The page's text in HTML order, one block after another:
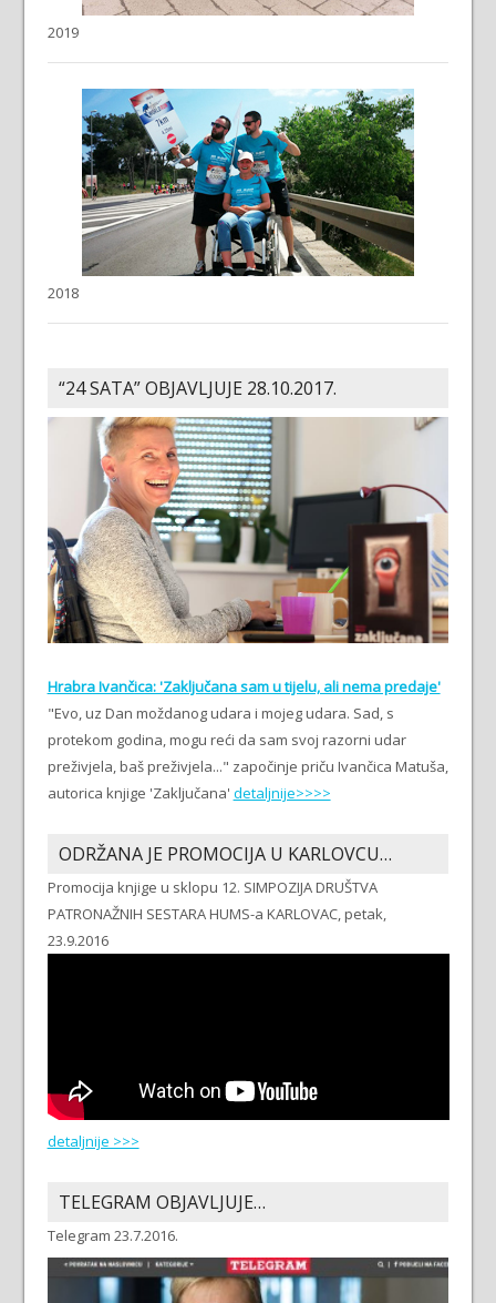
2019
2018
“24 SATA” OBJAVLJUJE 28.10.2017.
Hrabra Ivančica: 'Zaključana sam u tijelu, ali nema predaje'
"Evo, uz Dan moždanog udara i mojeg udara. Sad, s
protekom godina, mogu reći da sam svoj razorni udar
preživjela, baš preživjela..." započinje priču Ivančica Matuša,
autorica knjige 'Zaključana' detaljnije>>>>
ODRŽANA JE PROMOCIJA U KARLOVCU…
Promocija knjige u sklopu 12. SIMPOZIJA DRUŠTVA
PATRONAŽNIH SESTARA HUMS-a KARLOVAC, petak,
23.9.2016
detaljnije >>>
TELEGRAM OBJAVLJUJE…
Telegram 23.7.2016.